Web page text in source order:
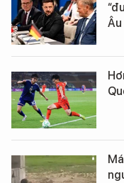
Âu